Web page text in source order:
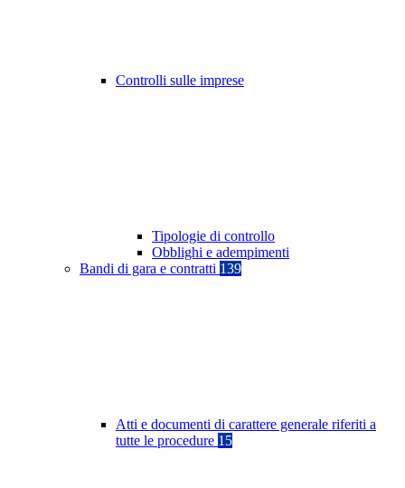
Controlli sulle imprese
Tipologie di controllo
Obblighi e adempimenti
Bandi di gara e contratti 139
Atti e documenti di carattere generale riferiti a
tutte le procedure 15